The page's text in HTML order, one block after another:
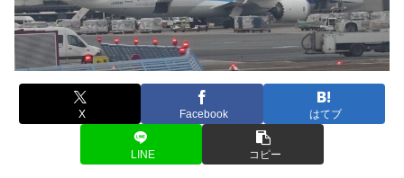
X Facebook はてブ
LINE コピー